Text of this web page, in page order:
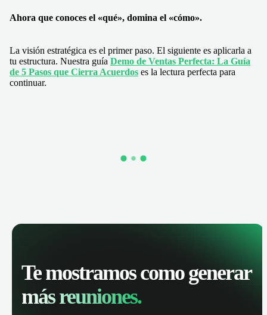
Ahora que conoces el «qué», domina el «cómo».
La visión estratégica es el primer paso. El siguiente es aplicarla a
tu estructura. Nuestra guía Demo de Ventas Perfecta: La Guía
de 5 Pasos que Cierra Acuerdos es la lectura perfecta para
continuar.
Te mostramos como generar
más reuniones.